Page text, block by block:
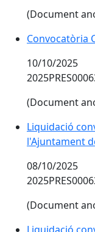
(Document
Convocatòria
10/10/2025
(Document
Liquidació
l'Ajuntament
08/10/2025
(Document